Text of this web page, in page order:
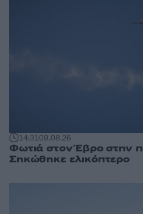
14:3109.08.26
Φωτιά στον Έβρο στην
Σηκώθηκε ελικόπτερο